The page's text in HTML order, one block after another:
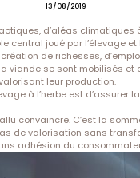
13/08/2019
d’aléas
central joué par l’élevage
de richesses,
viande se sont mobilisés et
leur production.
à l’herbe est d’assurer
convaincre. C’est la
de valorisation sans
adhésion du